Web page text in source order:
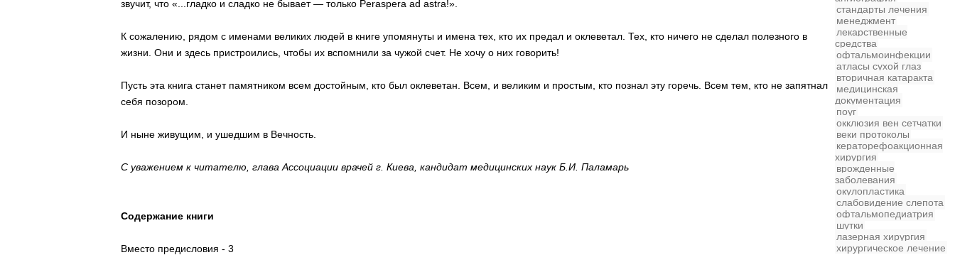
звучит, что «...гладко и сладко не бывает — только Peraspera ad astra!».
К сожалению, рядом с именами великих людей в книге упомянуты и имена тех, кто их предал и оклеветал. Тех, кто ничего не сделал полезного в
жизни. Они и здесь пристроились, чтобы их вспомнили за чужой счет. Не хочу о них говорить!
Пусть эта книга станет памятником всем достойным, кто был оклеветан. Всем, и великим и простым, кто познал эту горечь. Всем тем, кто не запятнал
себя позором.
И ныне живущим, и ушедшим в Вечность.
С уважением к читателю, глава Ассоциации врачей г. Киева, кандидат медицинских наук Б.И. Паламарь
Содержание книги
Вместо предисловия - 3
стандарты лечения
менеджмент
лекарственные
средства
офтальмоинфекции
атласы сухой глаз
вторичная катаракта
медицинская
документация
поуг
окклюзия вен сетчатки
веки протоколы
кераторефоакционная
хирургия
врожденные
заболевания
окулопластика
слабовидение слепота
офтальмопедиатрия
шутки
лазерная хирургия
хирургическое лечение